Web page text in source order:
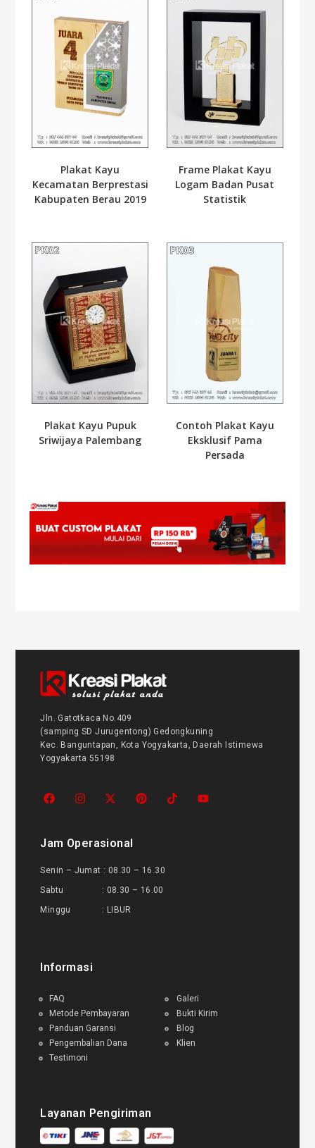
Plakat Kayu
Kecamatan Berprestasi
Kabupaten Berau 2019
Frame Plakat Kayu
Logam Badan Pusat
Statistik
Plakat Kayu Pupuk
Sriwijaya Palembang
Contoh Plakat Kayu
Eksklusif Pama
Persada
Jln. Gatotkaca No.409
(samping SD Jurugentong) Gedongkuning
Kec. Banguntapan, Kota Yogyakarta, Daerah Istimewa
Yogyakarta 55198
Jam Operasional
Senin – Jumat : 08.30 – 16.30
Sabtu : 08.30 – 16.00
Minggu : LIBUR
Informasi
FAQ
Metode Pembayaran
Panduan Garansi
Pengembalian Dana
Testimoni
Galeri
Bukti Kirim
Blog
Klien
Layanan Pengiriman